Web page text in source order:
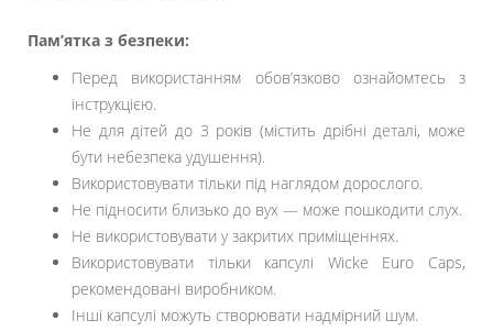
Пам’ятка з безпеки:
Перед використанням обов’язково ознайомтесь з
інструкцією.
Не для дітей до 3 років (містить дрібні деталі, може
бути небезпека удушення).
Використовувати тільки під наглядом дорослого.
Не підносити близько до вух — може пошкодити слух.
Не використовувати у закритих приміщеннях.
Використовувати тільки капсулі Wicke Euro Caps,
рекомендовані виробником.
Інші капсулі можуть створювати надмірний шум.